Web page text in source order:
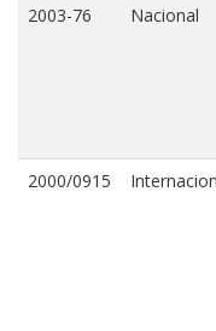
2003-76 Nacional
2000/0915